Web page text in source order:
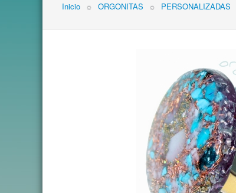
Inicio ☼ ORGONITAS ☼ PERSONALIZADAS